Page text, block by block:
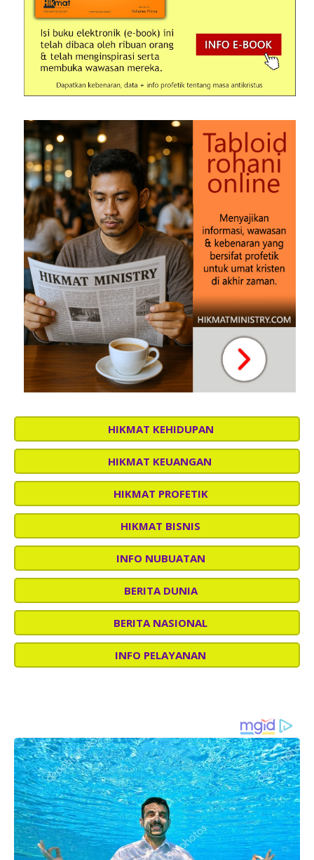
HIKMAT KEHIDUPAN
HIKMAT KEUANGAN
HIKMAT PROFETIK
HIKMAT BISNIS
INFO NUBUATAN
BERITA DUNIA
BERITA NASIONAL
INFO PELAYANAN